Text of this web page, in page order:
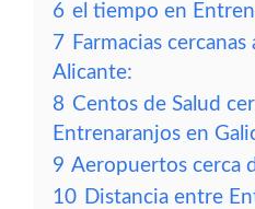
6 el tiempo en
7 Farmacias
Alicante:
8 Centos de Salud
Entrenaranjos en
9 Aeropuertos cerca
10 Distancia entre